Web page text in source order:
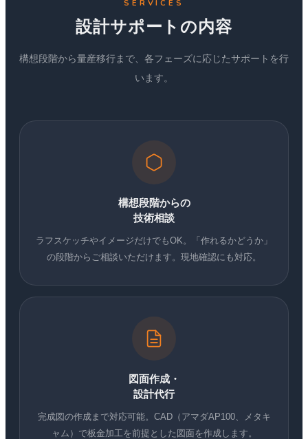
SERVICES
設計サポートの内容
構想段階から量産移行まで、各フェーズに応じたサポートを行
います。
構想段階からの
技術相談
ラフスケッチやイメージだけでもOK。「作れるかどうか」
の段階からご相談いただけます。現地確認にも対応。
図面作成・
設計代行
完成図の作成まで対応可能。CAD（アマダAP100、メタキ
ャム）で板金加工を前提とした図面を作成します。